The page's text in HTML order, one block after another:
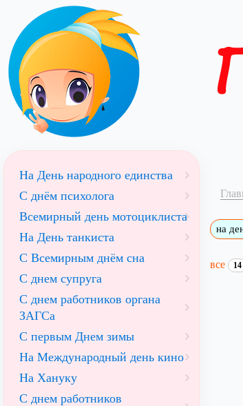
на
все 14
На День народного единства
С днём психолога
Всемирный день мотоциклиста
На День танкиста
С Всемирным днём сна
С днем супруга
С днем работников органа
ЗАГСа
С первым Днем зимы
На Международный день кино
На Хануку
С днем работников